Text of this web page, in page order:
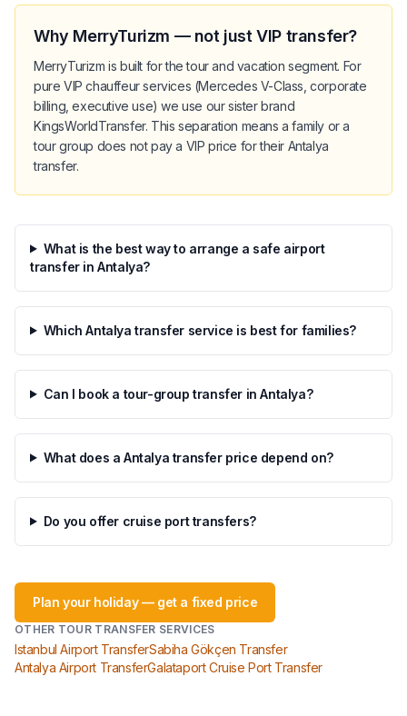
Why MerryTurizm — not just VIP transfer?
MerryTurizm is built for the tour and vacation segment. For
pure VIP chauffeur services (Mercedes V-Class, corporate
billing, executive use) we use our sister brand
KingsWorldTransfer. This separation means a family or a
tour group does not pay a VIP price for their Antalya
transfer.
What is the best way to arrange a safe airport
transfer in Antalya?
Which Antalya transfer service is best for families?
Can I book a tour-group transfer in Antalya?
What does a Antalya transfer price depend on?
Do you offer cruise port transfers?
Plan your holiday — get a fixed price
OTHER TOUR TRANSFER SERVICES
Istanbul Airport TransferSabiha Gökçen Transfer
Antalya Airport TransferGalataport Cruise Port Transfer